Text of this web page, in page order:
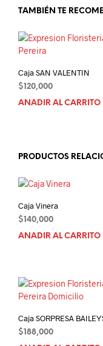
TAMBIÉN TE
Caja SAN VALENTIN
$120,000
AÑADIR AL CARRITO
PRODUCTOS
Caja Vinera
$140,000
AÑADIR AL CARRITO
Caja SORPRESA
$188,000